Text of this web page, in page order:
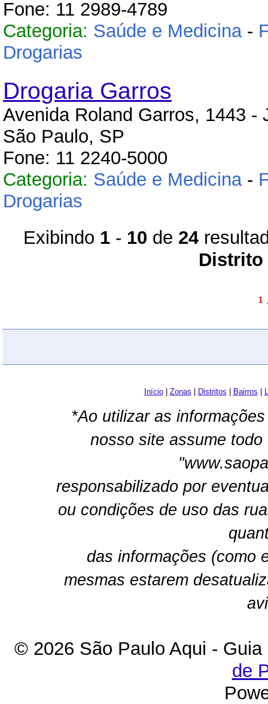
Fone: 11 2989-4789
Categoria: Saúde e Medicina-
Drogarias
Drogaria Garros
Avenida Roland Garros, 1443 -
São Paulo, SP
Fone: 11 2240-5000
Categoria: Saúde e Medicina-
Drogarias
Exibindo 1- 10 de 24
Distrito
1
Início| Zonas Distritos Bairros
*Ao utilizar as
nosso site assume
responsabilizado por
ou condições de uso das
das informações (como
mesmas estarem
© 2026 São Paulo Aqui -
de